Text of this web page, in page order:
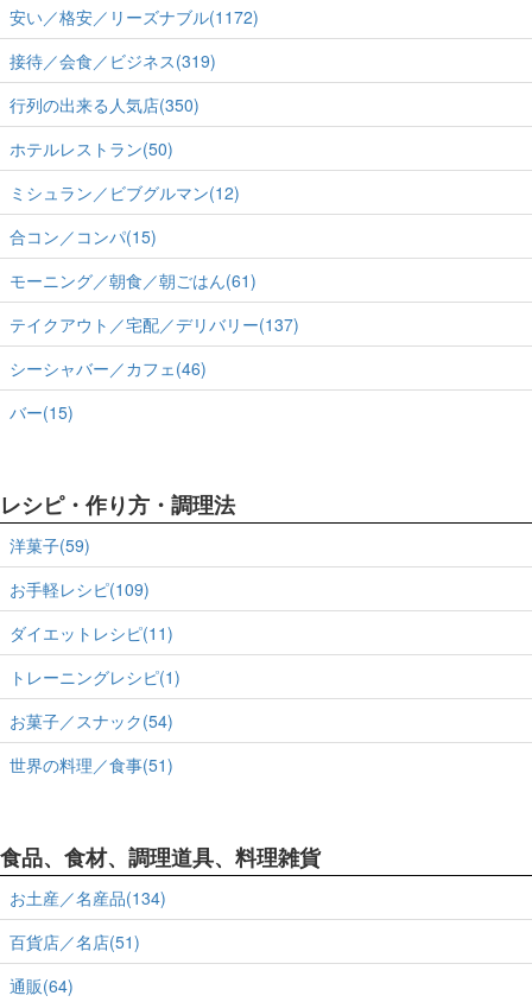
安い／格安／リーズナブル(1172)
接待／会食／ビジネス(319)
行列の出来る人気店(350)
ホテルレストラン(50)
ミシュラン／ビブグルマン(12)
合コン／コンパ(15)
モーニング／朝食／朝ごはん(61)
テイクアウト／宅配／デリバリー(137)
シーシャバー／カフェ(46)
バー(15)
レシピ・作り方・調理法
洋菓子(59)
お手軽レシピ(109)
ダイエットレシピ(11)
トレーニングレシピ(1)
お菓子／スナック(54)
世界の料理／食事(51)
食品、食材、調理道具、料理雑貨
お土産／名産品(134)
百貨店／名店(51)
通販(64)